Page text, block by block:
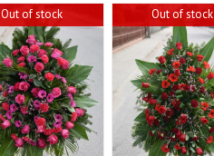
Out of stock Out of stock